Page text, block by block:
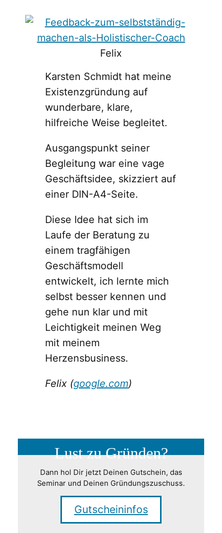
Felix
Karsten Schmidt hat meine
Existenzgründung auf
wunderbare, klare,
hilfreiche Weise begleitet.
Ausgangspunkt seiner
Begleitung war eine vage
Geschäftsidee, skizziert auf
einer DIN-A4-Seite.
Diese Idee hat sich im
Laufe der Beratung zu
einem tragfähigen
Geschäftsmodell
entwickelt, ich lernte mich
selbst besser kennen und
gehe nun klar und mit
Leichtigkeit meinen Weg
mit meinem
Herzensbusiness.
Felix (google.com)
Lust zu Gründen?
Dann hol Dir jetzt Deinen Gutschein, das
Seminar und Deinen Gründungszuschuss.
Gutscheininfos